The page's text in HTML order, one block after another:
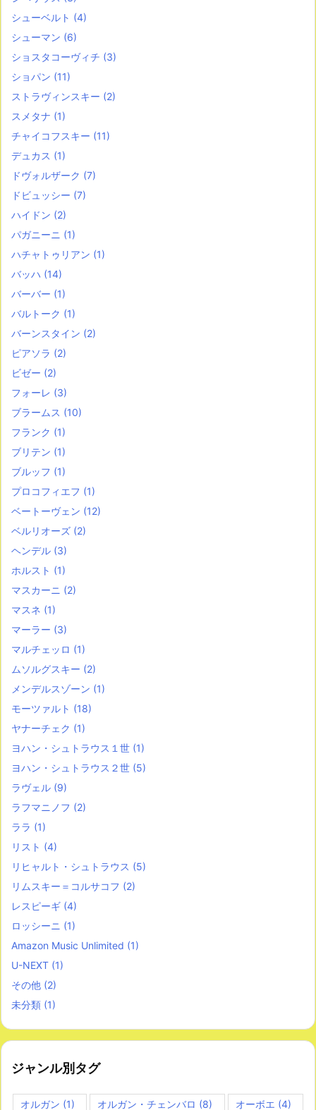
シューベルト (4)
シューマン (6)
ショスタコーヴィチ (3)
ショパン (11)
ストラヴィンスキー (2)
スメタナ (1)
チャイコフスキー (11)
デュカス (1)
ドヴォルザーク (7)
ドビュッシー (7)
ハイドン (2)
パガニーニ (1)
ハチャトゥリアン (1)
バッハ (14)
バーバー (1)
バルトーク (1)
バーンスタイン (2)
ピアソラ (2)
ビゼー (2)
フォーレ (3)
ブラームス (10)
フランク (1)
ブリテン (1)
ブルッフ (1)
プロコフィエフ (1)
ベートーヴェン (12)
ベルリオーズ (2)
ヘンデル (3)
ホルスト (1)
マスカーニ (2)
マスネ (1)
マーラー (3)
マルチェッロ (1)
ムソルグスキー (2)
メンデルスゾーン (1)
モーツァルト (18)
ヤナーチェク (1)
ヨハン・シュトラウス１世 (1)
ヨハン・シュトラウス２世 (5)
ラヴェル (9)
ラフマニノフ (2)
ララ (1)
リスト (4)
リヒャルト・シュトラウス (5)
リムスキー＝コルサコフ (2)
レスピーギ (4)
ロッシーニ (1)
Amazon Music Unlimited (1)
U-NEXT (1)
その他 (2)
未分類 (1)
ジャンル別タグ
オルガン (1) オルガン・チェンバロ (8) オーボエ (4)